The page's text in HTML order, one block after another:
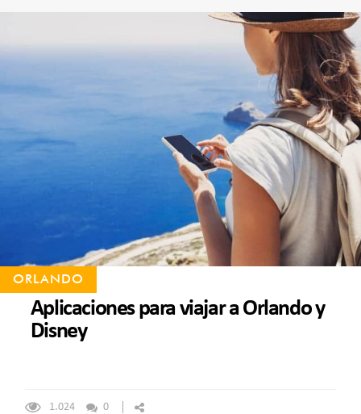
ORLANDO
Aplicaciones para viajar a Orlando y
Disney
1.024 0